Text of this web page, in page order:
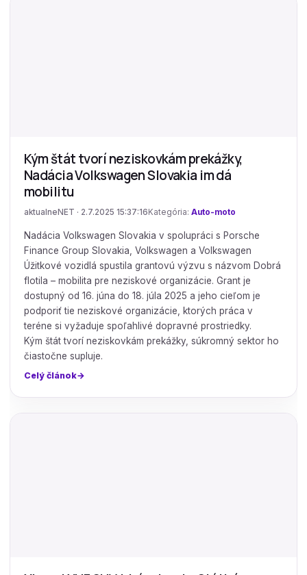
Kým štát tvorí neziskovkám prekážky,
Nadácia Volkswagen Slovakia im dá
mobilitu
aktualneNET · 2.7.2025 15:37:16 Kategória: Auto-moto
Nadácia Volkswagen Slovakia v spolupráci s Porsche
Finance Group Slovakia, Volkswagen a Volkswagen
Úžitkové vozidlá spustila grantovú výzvu s názvom Dobrá
flotila – mobilita pre neziskové organizácie. Grant je
dostupný od 16. júna do 18. júla 2025 a jeho cieľom je
podporiť tie neziskové organizácie, ktorých práca v
teréne si vyžaduje spoľahlivé dopravné prostriedky.
Kým štát tvorí neziskovkám prekážky, súkromný sektor ho
čiastočne supluje.
Celý článok